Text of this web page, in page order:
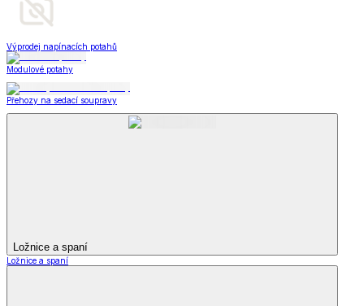
Výprodej napínacích potahů
Modulové potahy
Přehozy na sedací soupravy
Ložnice a spaní
Ložnice a spaní